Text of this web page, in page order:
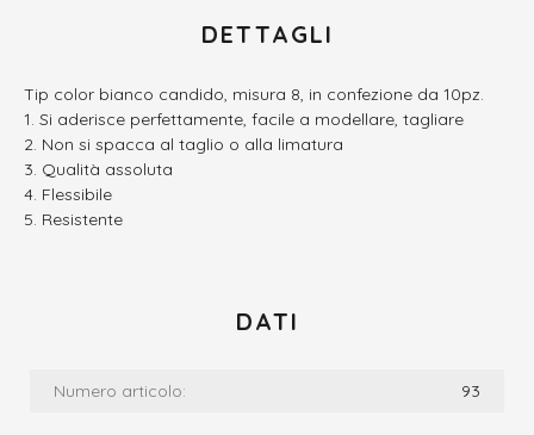
DETTAGLI
Tip color bianco candido, misura 8, in confezione da 10pz.
Si aderisce perfettamente, facile a modellare, tagliare
Non si spacca al taglio o alla limatura
Qualità assoluta
Flessibile
Resistente
DATI
Numero articolo: 93